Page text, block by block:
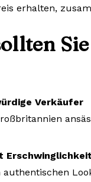
erhalten,
Verkäufer
Erschwinglichkeit
authentischen